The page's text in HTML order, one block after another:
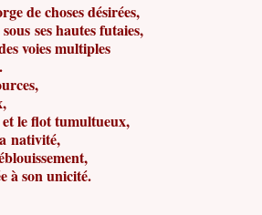
de choses désirées,
ses hautes futaies,
voies multiples
le flot tumultueux,
nativité,
à son unicité.